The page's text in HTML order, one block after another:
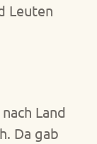
Leuten
Land
Da gab